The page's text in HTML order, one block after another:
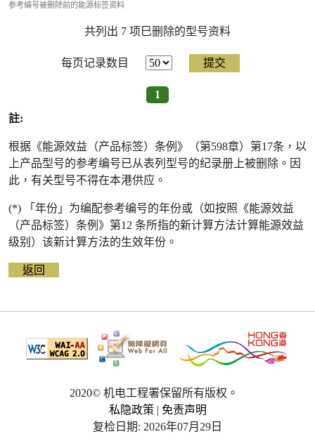
参考编号被删除前的能源标签资料
共列出 7 项巳删除的型号资料
每页记录数目
1
註:
根据《能源效益（产品标签）条例》（第598章）第17条，以
上产品型号的参考编号已从表列型号的纪录册上被删除。因
此，有关型号不得在本港供应。
(*) 「年份」为编配参考编号的年份或（如按照《能源效益
（产品标签）条例》第12 条所指的新计算方法计算能源效益
级别）该新计算方法的生效年份。
返回
2020© 机电工程署保留所有版权。
私隐政策 | 免责声明
复检日期: 2026年07月29日